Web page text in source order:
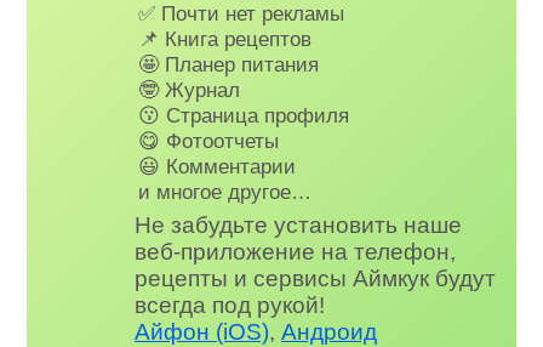
✅ Почти нет рекламы
📌 Книга рецептов
🤩 Планер питания
🤓 Журнал
😗 Страница профиля
😋 Фотоотчеты
😃 Комментарии
и многое другое…
Не забудьте установить наше
веб-приложение на телефон,
рецепты и сервисы Аймкук будут
всегда под рукой!
Айфон (iOS),Андроид